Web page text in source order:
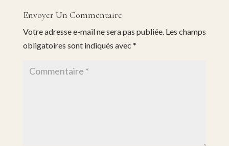
Envoyer Un Commentaire
Votre adresse e-mail ne sera pas publiée. Les champs
obligatoires sont indiqués avec *